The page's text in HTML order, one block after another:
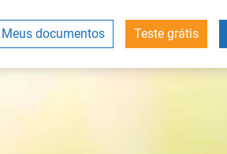
Teste grátis
Meus documentos